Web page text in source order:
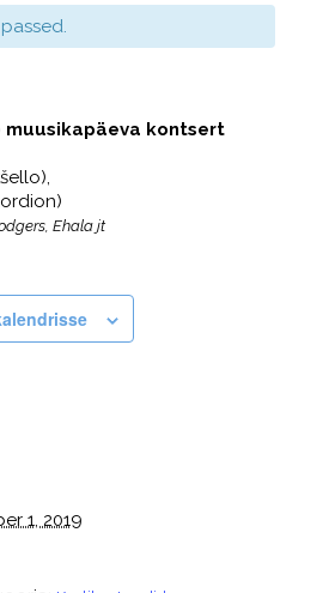
muusikapäeva kontsert
Ehala jt
1, 2019